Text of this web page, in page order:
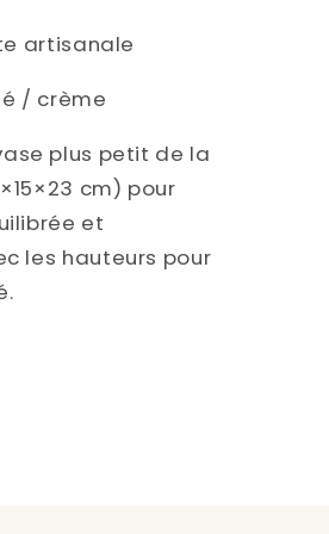
artisanale
/ crème
plus petit de la
cm) pour
et
les hauteurs pour